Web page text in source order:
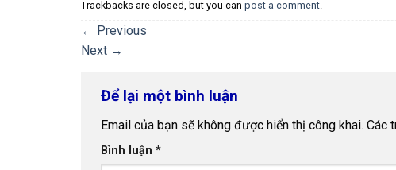
Trackbacks are closed, but you can post a comment.
← Previous
Next →
Để lại một bình luận
Email của bạn sẽ không được hiển thị công khai. Các
Bình luận *